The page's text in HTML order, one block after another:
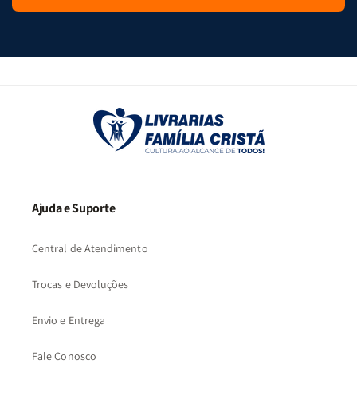
Ajuda e Suporte
Central de Atendimento
Trocas e Devoluções
Envio e Entrega
Fale Conosco